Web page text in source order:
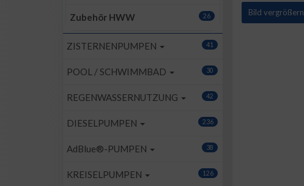
Zubehör HWW 26
ZISTERNENPUMPEN 41
POOL / SCHWIMMBAD 30
REGENWASSERNUTZUNG 42
DIESELPUMPEN 236
AdBlue®-PUMPEN 38
KREISELPUMPEN 126
Bild vergrößern